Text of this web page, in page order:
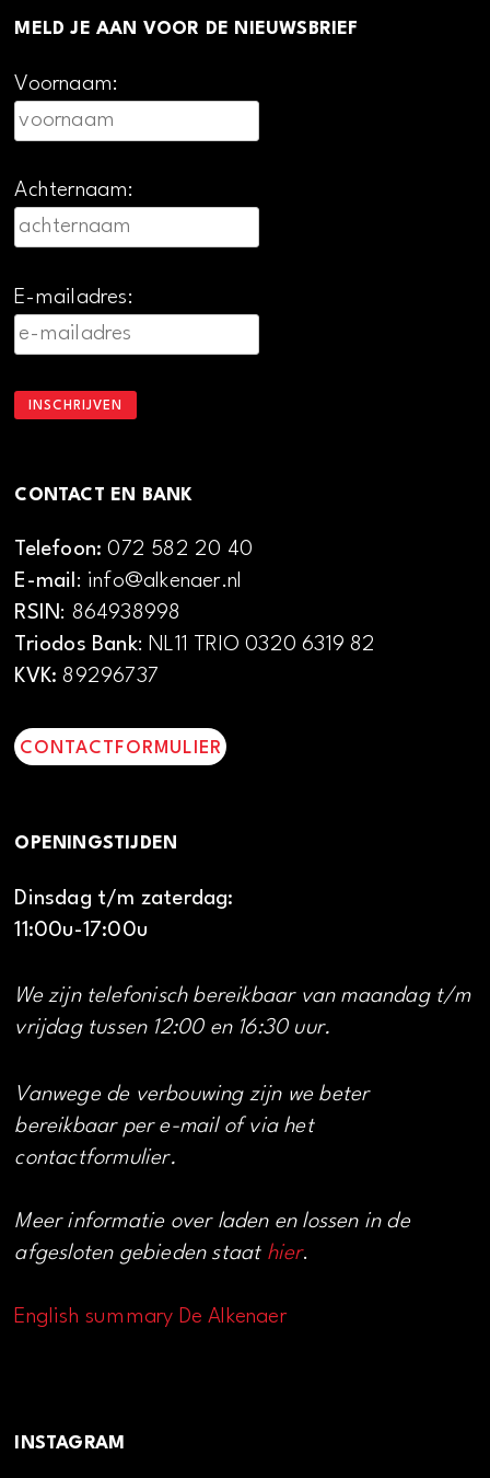
MELD JE AAN VOOR DE NIEUWSBRIEF
Voornaam:
Achternaam:
E-mailadres:
CONTACT EN BANK
Telefoon:072 582 20 40
E-mail: info@alkenaer.nl
RSIN: 864938998
Triodos Bank: NL11 TRIO 0320 6319 82
KVK: 89296737
CONTACTFORMULIER
OPENINGSTIJDEN
Dinsdag t/m zaterdag:
11:00u-17:00u
We zijn telefonisch bereikbaar van maandag t/m
vrijdag tussen 12:00 en 16:30 uur.
Vanwege de verbouwing zijn we beter
bereikbaar per e-mail of via het
contactformulier.
Meer informatie over laden en lossen in de
afgesloten gebieden staat hier.
English summary De Alkenaer
INSTAGRAM